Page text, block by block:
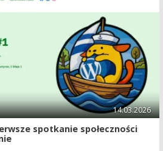
14.03.2026
spotkanie społeczności